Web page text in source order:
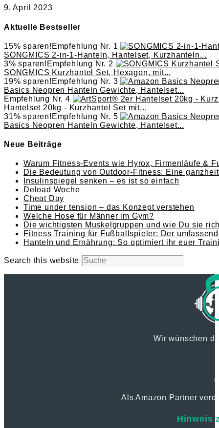
9. April 2023
Aktuelle Bestseller
15% sparen! Empfehlung Nr. 1
SONGMICS 2-in-1-Hanteln, Hantelset, Kurzhanteln...
3% sparen! Empfehlung Nr. 2
SONGMICS Kurzhantel Set, Hexagon, mit...
19% sparen! Empfehlung Nr. 3
Basics Neopren Hanteln Gewichte, Hantelset...
Empfehlung Nr. 4
Hantelset 20kg - Kurzhantel Set mit...
31% sparen! Empfehlung Nr. 5
Basics Neopren Hanteln Gewichte, Hantelset...
Neue Beiträge
Warum Fitness-Events wie Hyrox, Firmenläufe &
Die Bedeutung von Outdoor-Fitness: Eine
Insulinspiegel senken – es ist so einfach
Deload Woche
Cheat Day
Time under tension – das Konzept verstehen
Welche Hose für Männer im Gym?
Die wichtigsten Muskelgruppen und wie Du sie
Fitness Training für Fußballspieler: Der
Hanteln und Ernährung: So optimiert ihr euer
Search this website
Wir wünschen
*
Als Amazon Partner
Hinweis